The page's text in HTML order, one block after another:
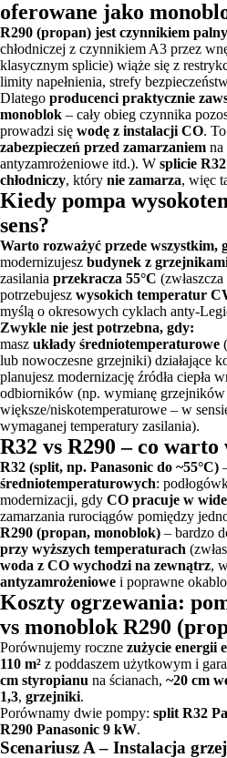
oferowane jako
R290 (propan) jest czynnikiem
chłodniczej z czynnikiem A3 przez
klasycznym splicie) wiąże się z
limity napełnienia, strefy
Dlatego producenci praktycznie
monoblok – cały obieg czynnika
prowadzi się wodę z instalacji CO.
zabezpieczeń przed zamarzaniem na
antyzamrożeniowe itd.). W splicie R32
chłodniczy, który nie zamarza, więc
Kiedy pompa
sens?
Warto rozważyć przede wszystkim,
modernizujesz budynek z
zasilania przekracza 55°C
potrzebujesz wysokich temperatur
myślą o okresowych cyklach anty-
Zwykle nie jest potrzebna, gdy:
masz układy średniotemperaturowe
lub nowoczesne grzejniki) działające
planujesz modernizację źródła ciepła
odbiorników (np. wymianę grzejników
większe/niskotemperaturowe – w
wymaganej temperatury zasilania).
R32 vs R290 – co warto
R32 (split, np. Panasonic do ~55°C)
średniotemperaturowych:
modernizacji, gdy CO pracuje w
zamarzania rurociągów pomiędzy
R290 (propan, monoblok) – bardzo
przy wyższych temperaturach
woda z CO wychodzi na zewnątrz,
antyzamrożeniowe i poprawne
Koszty ogrzewania:
vs monoblok R290
Porównujemy roczne zużycie energii
110 m² z poddaszem użytkowym i
cm styropianu na ścianach, ~20 cm
1,3, grzejniki.
Porównamy dwie pompy: split R32
R290 Panasonic 9 kW.
Scenariusz A – Instalacja